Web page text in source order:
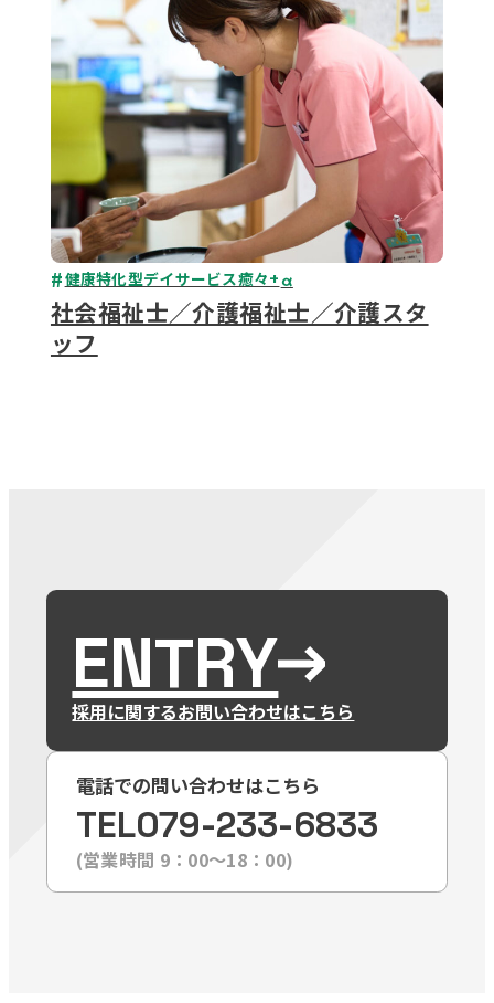
健康特化型デイサービス癒々+α
社会福祉士／介護福祉士／介護スタ
ッフ
ENTRY
採用に関するお問い合わせはこちら
電話での問い合わせはこちら
TEL079-233-6833
(営業時間 9：00〜18：00)